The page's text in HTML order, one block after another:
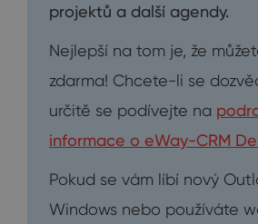
projektů a další agendy.
Nejlepší na tom je, že
zdarma! Chcete-li se
určitě se podívejte na
informace o eWay-CRM
Pokud se vám líbí nový
Windows nebo používáte